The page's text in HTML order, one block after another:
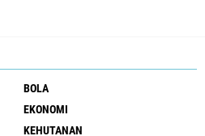
BOLA
EKONOMI
KEHUTANAN